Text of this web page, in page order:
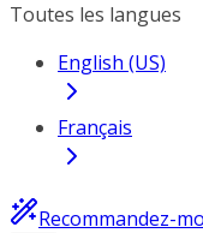
Toutes les langues
English (US)
Français
Recommandez-